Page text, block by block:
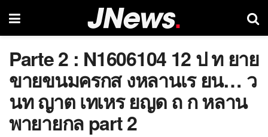
Parte 2 : N1606104 12 ป ท ยาย
ขายขนมครกส งหลานเร ยน… ว
นท ญาต เทเหร ยญด ถ ก หลาน
พายายกล part 2